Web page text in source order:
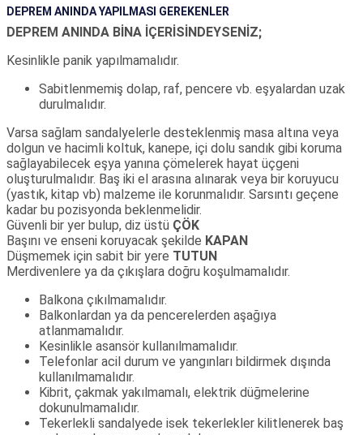
DEPREM ANINDA YAPILMASI GEREKENLER
DEPREM ANINDA BİNA İÇERİSİNDEYSENİZ;
Kesinlikle panik yapılmamalıdır.
Sabitlenmemiş dolap, raf, pencere vb. eşyalardan uzak
durulmalıdır.
Varsa sağlam sandalyelerle desteklenmiş masa altına veya
dolgun ve hacimli koltuk, kanepe, içi dolu sandık gibi koruma
sağlayabilecek eşya yanına çömelerek hayat üçgeni
oluşturulmalıdır. Baş iki el arasına alınarak veya bir koruyucu
(yastık, kitap vb) malzeme ile korunmalıdır. Sarsıntı geçene
kadar bu pozisyonda beklenmelidir.
Güvenli bir yer bulup, diz üstü ÇÖK
Başını ve enseni koruyacak şekilde KAPAN
Düşmemek için sabit bir yere TUTUN
Merdivenlere ya da çıkışlara doğru koşulmamalıdır.
Balkona çıkılmamalıdır.
Balkonlardan ya da pencerelerden aşağıya
atlanmamalıdır.
Kesinlikle asansör kullanılmamalıdır.
Telefonlar acil durum ve yangınları bildirmek dışında
kullanılmamalıdır.
Kibrit, çakmak yakılmamalı, elektrik düğmelerine
dokunulmamalıdır.
Tekerlekli sandalyede isek tekerlekler kilitlenerek baş